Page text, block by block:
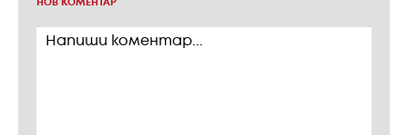
НОВ КОМЕНТАР